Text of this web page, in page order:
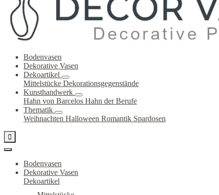
Bodenvasen
Dekorative Vasen
Dekoartikel
Mittelstücke Dekorationsgegenstände
Kunsthandwerk
Hahn von Barcelos Hahn der Berufe
Thematik
Weihnachten Halloween Romantik Spardosen

Bodenvasen
Dekorative Vasen
Dekoartikel